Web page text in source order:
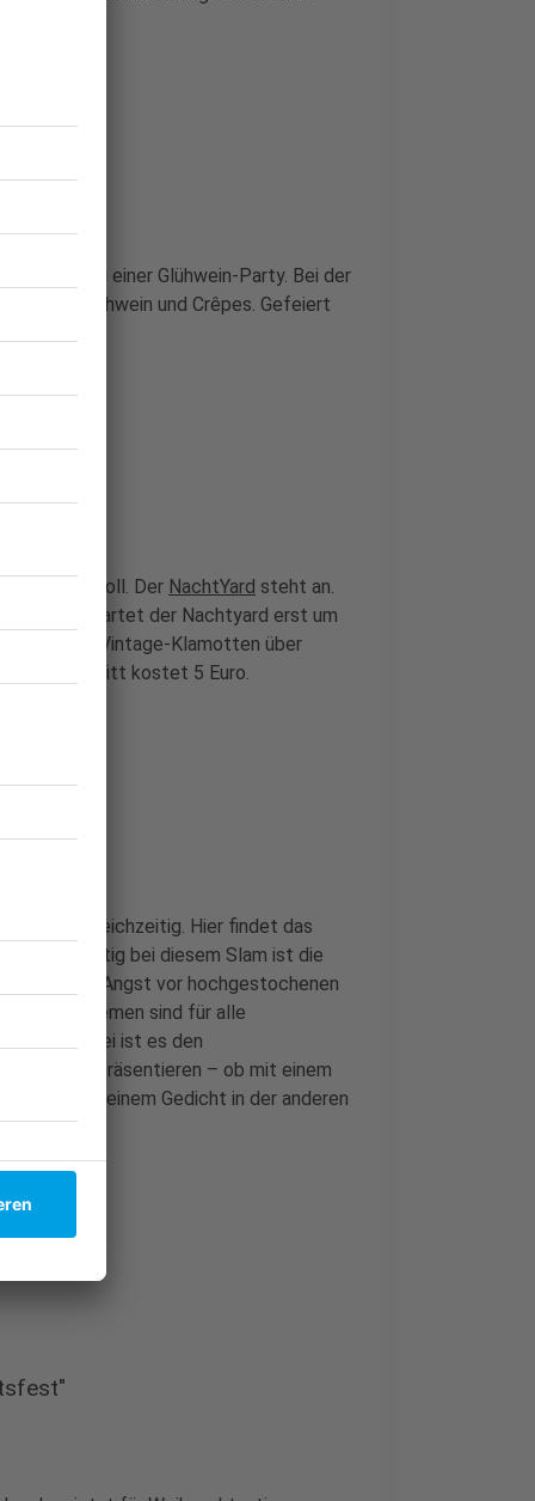
zwar bei einer Glühwein-Party. Bei der
Glühwein und Crêpes. Gefeiert
wieder voll. Der NachtYard steht an.
sind, startet der Nachtyard erst um
alles von Vintage-Klamotten über
Der Eintritt kostet 5 Euro.
witzig gleichzeitig. Hier findet das
statt. Wichtig bei diesem Slam ist die
der Jury. Angst vor hochgestochenen
die Themen sind für alle
Dabei ist es den
wie sie präsentieren – ob mit einem
einen und einem Gedicht in der anderen